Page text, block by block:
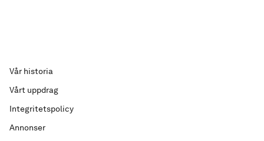
Vår historia
Vårt uppdrag
Integritetspolicy
Annonser